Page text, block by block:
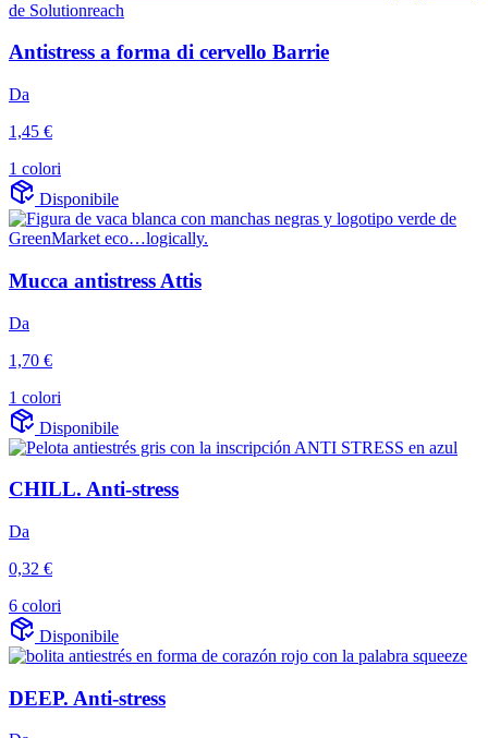
Antistress a forma di cervello Barrie
Da
1,45 €
1 colori
Disponibile
Mucca antistress Attis
Da
1,70 €
1 colori
Disponibile
CHILL. Anti-stress
Da
0,32 €
6 colori
Disponibile
DEEP. Anti-stress